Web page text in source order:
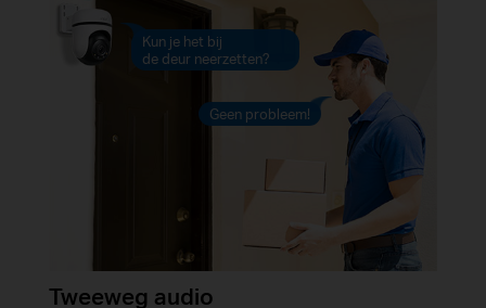
Kun je het bij
de deur neerzetten?
Geen probleem!
Tweeweg audio